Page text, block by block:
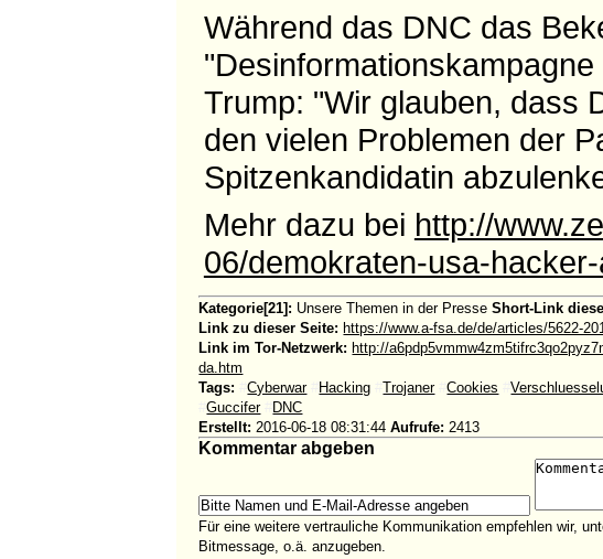
Während das DNC das
Trump: "Wir glauben, dass
den vielen Problemen der
Spitzenkandidatin
Mehr dazu bei http://
06/demokraten-usa-
Kategorie[21]: Unsere Themen in der PresseShort-Link
Link zu dieser Seite: https://www.a-fsa.de/de/articles/5622-
Link im Tor-Netzwerk: http://
da.htm
Tags:
#Cyberwar Hacking #Trojaner #Cookies #
#Guccifer
DNC
Erstellt: 2016-06-18 08:31:44 Aufrufe: 2413
Kommentar abgeben
Für eine weitere vertrauliche Kommunikation empfehlen wir,
Bitmessage, o.ä. anzugeben.